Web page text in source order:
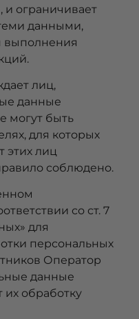
ограничивает
данными,
выполнения
лиц,
данные
могут быть
для которых
этих лиц
соблюдено.
со ст. 7
для
персональных
Оператор
данные
их обработку